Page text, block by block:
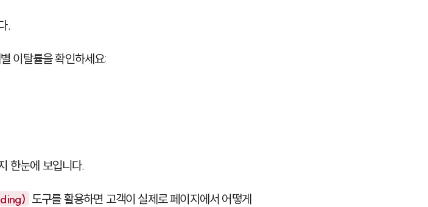
.
이탈률을 확인하세요:
한눈에 보입니다.
도구를 활용하면 고객이 실제로 페이지에서 어떻게